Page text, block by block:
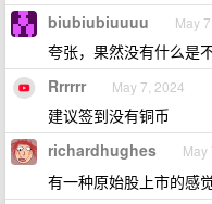
biubiubiuuuu May
夸张，果然没有什么是
Rrrrrr May 7, 2024
建议签到没有铜币
richardhughes May
有一种原始股上市的感